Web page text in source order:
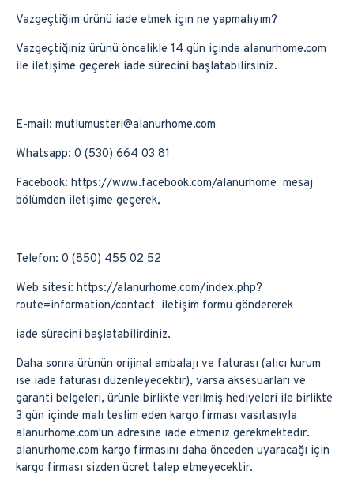
Vazgeçtiğim ürünü iade etmek için ne yapmalıyım?
Vazgeçtiğiniz ürünü öncelikle 14 gün içinde alanurhome.com
ile iletişime geçerek iade sürecini başlatabilirsiniz.
E-mail: mutlumusteri@alanurhome.com
Whatsapp: 0 (530) 664 03 81
Facebook: https://www.facebook.com/alanurhome mesaj
bölümden iletişime geçerek,
Telefon: 0 (850) 455 02 52
Web sitesi: https://alanurhome.com/index.php?
route=information/contact iletişim formu göndererek
iade sürecini başlatabilirdiniz.
Daha sonra ürünün orijinal ambalajı ve faturası (alıcı kurum
ise iade faturası düzenleyecektir), varsa aksesuarları ve
garanti belgeleri, ürünle birlikte verilmiş hediyeleri ile birlikte
3 gün içinde malı teslim eden kargo firması vasıtasıyla
alanurhome.com'un adresine iade etmeniz gerekmektedir.
alanurhome.com kargo firmasını daha önceden uyaracağı için
kargo firması sizden ücret talep etmeyecektir.